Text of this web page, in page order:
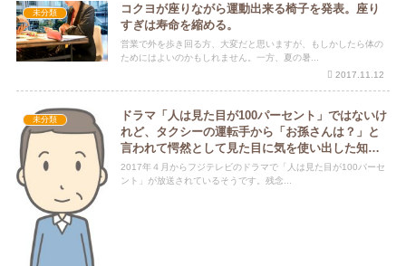
未分類
コクヨが座りながら運動出来る椅子を発表。座り
すぎは寿命を縮める。
営業で外を歩き回る方、大変だと思いますが、もしかしたら体の
ためにはよいのかもしれません。一方、夏の暑...
2017.11.12
未分類
ドラマ「人は見た目が100パーセント」ではないけ
れど、タクシーの運転手から「お孫さんは？」と
言われて愕然として見た目に気を使い出した知合
い。
2017年４月からフジテレビのドラマで「人は見た目が100パーセ
ント」が放送されているそうです。残念...